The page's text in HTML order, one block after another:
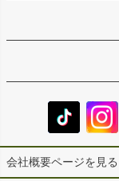
会社概要ページを見る